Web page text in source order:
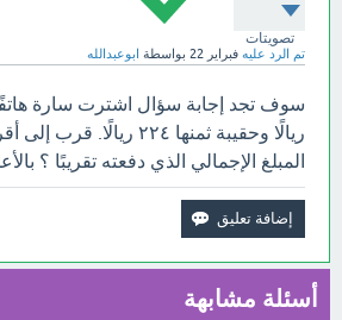
تصويتات
تم الرد عليه فبراير 22 بواسطة ابوعبدالله
ريالًا وحقيبة ثمنها ٢٢٤
المبلغ الإجمالي الذي دفعته تقريبًا ؟
أسئلة مشابهة